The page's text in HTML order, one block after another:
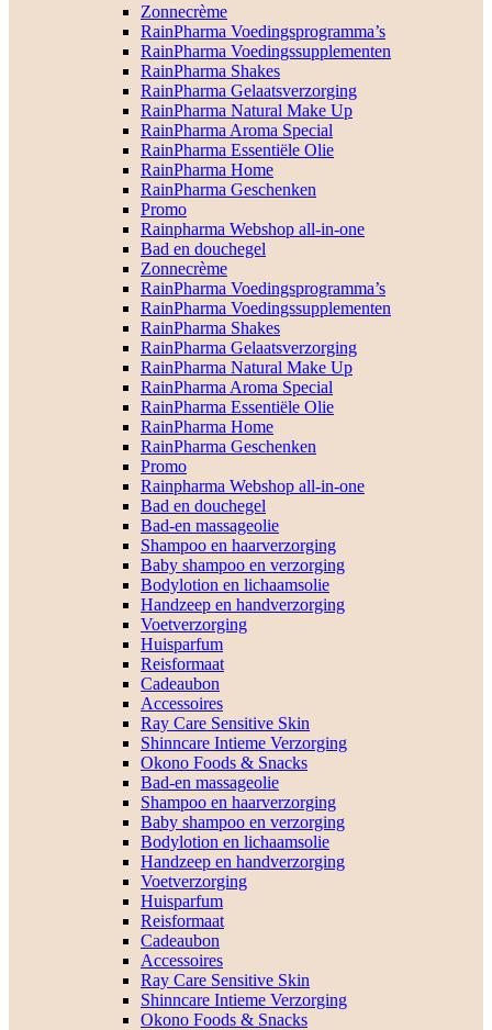
Zonnecrème
RainPharma Voedingsprogramma’s
RainPharma Voedingssupplementen
RainPharma Shakes
RainPharma Gelaatsverzorging
RainPharma Natural Make Up
RainPharma Aroma Special
RainPharma Essentiële Olie
RainPharma Home
RainPharma Geschenken
Promo
Rainpharma Webshop all-in-one
Bad en douchegel
Zonnecrème
RainPharma Voedingsprogramma’s
RainPharma Voedingssupplementen
RainPharma Shakes
RainPharma Gelaatsverzorging
RainPharma Natural Make Up
RainPharma Aroma Special
RainPharma Essentiële Olie
RainPharma Home
RainPharma Geschenken
Promo
Rainpharma Webshop all-in-one
Bad en douchegel
Bad-en massageolie
Shampoo en haarverzorging
Baby shampoo en verzorging
Bodylotion en lichaamsolie
Handzeep en handverzorging
Voetverzorging
Huisparfum
Reisformaat
Cadeaubon
Accessoires
Ray Care Sensitive Skin
Shinncare Intieme Verzorging
Okono Foods & Snacks
Bad-en massageolie
Shampoo en haarverzorging
Baby shampoo en verzorging
Bodylotion en lichaamsolie
Handzeep en handverzorging
Voetverzorging
Huisparfum
Reisformaat
Cadeaubon
Accessoires
Ray Care Sensitive Skin
Shinncare Intieme Verzorging
Okono Foods & Snacks